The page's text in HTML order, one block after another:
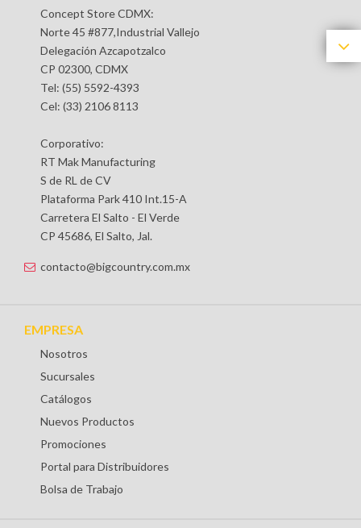
Concept Store CDMX:
Norte 45 #877,Industrial Vallejo
Delegación Azcapotzalco
CP 02300, CDMX
Tel: (55) 5592-4393
Cel: (33) 2106 8113
Corporativo:
RT Mak Manufacturing
S de RL de CV
Plataforma Park 410 Int.15-A
Carretera El Salto - El Verde
CP 45686, El Salto, Jal.
contacto@bigcountry.com.mx
EMPRESA
Nosotros
Sucursales
Catálogos
Nuevos Productos
Promociones
Portal para Distribuidores
Bolsa de Trabajo